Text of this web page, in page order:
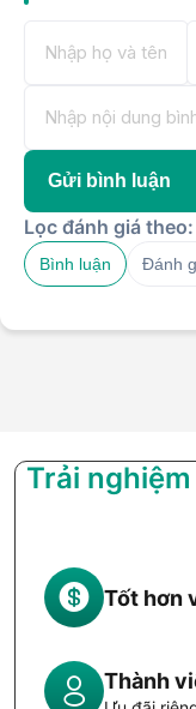
Gửi bình luận
Lọc đánh giá theo:
Bình luận Đánh
Trải
Tốt hơn
Thành